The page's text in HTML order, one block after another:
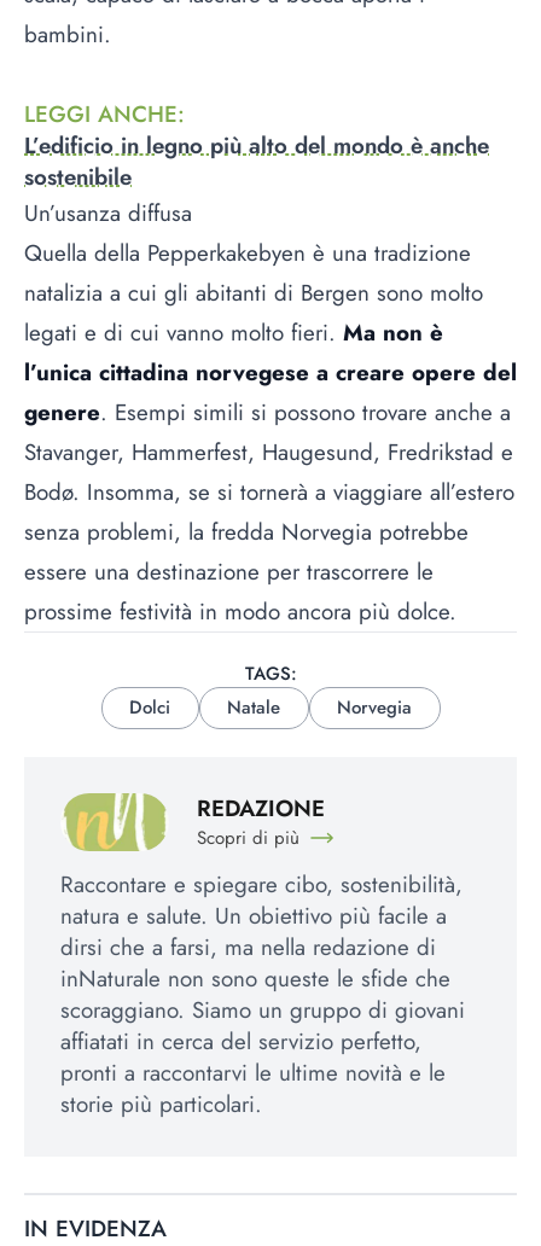
bambini.
LEGGI ANCHE:
L’edificio in legno più alto del mondo è anche
sostenibile
Un’usanza diffusa
Quella della Pepperkakebyen è una tradizione
natalizia a cui gli abitanti di Bergen sono molto
legati e di cui vanno molto fieri. Ma non è
l’unica cittadina norvegese a creare opere del
genere. Esempi simili si possono trovare anche a
Stavanger, Hammerfest, Haugesund, Fredrikstad e
Bodø. Insomma, se si tornerà a viaggiare all’estero
senza problemi, la fredda Norvegia potrebbe
essere una destinazione per trascorrere le
prossime festività in modo ancora più dolce.
TAGS:
Dolci
Natale Norvegia
REDAZIONE
Scopri di più
Raccontare e spiegare cibo, sostenibilità,
natura e salute. Un obiettivo più facile a
dirsi che a farsi, ma nella redazione di
inNaturale non sono queste le sfide che
scoraggiano. Siamo un gruppo di giovani
affiatati in cerca del servizio perfetto,
pronti a raccontarvi le ultime novità e le
storie più particolari.
IN EVIDENZA